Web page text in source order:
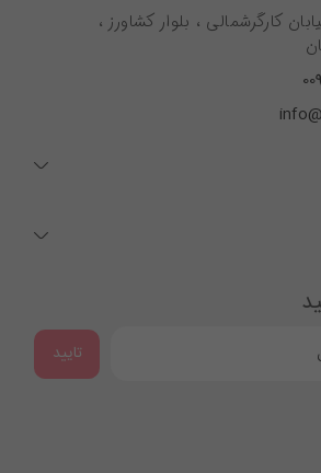
کارگرشمالی ، بلوار کشاورز ،
تایید